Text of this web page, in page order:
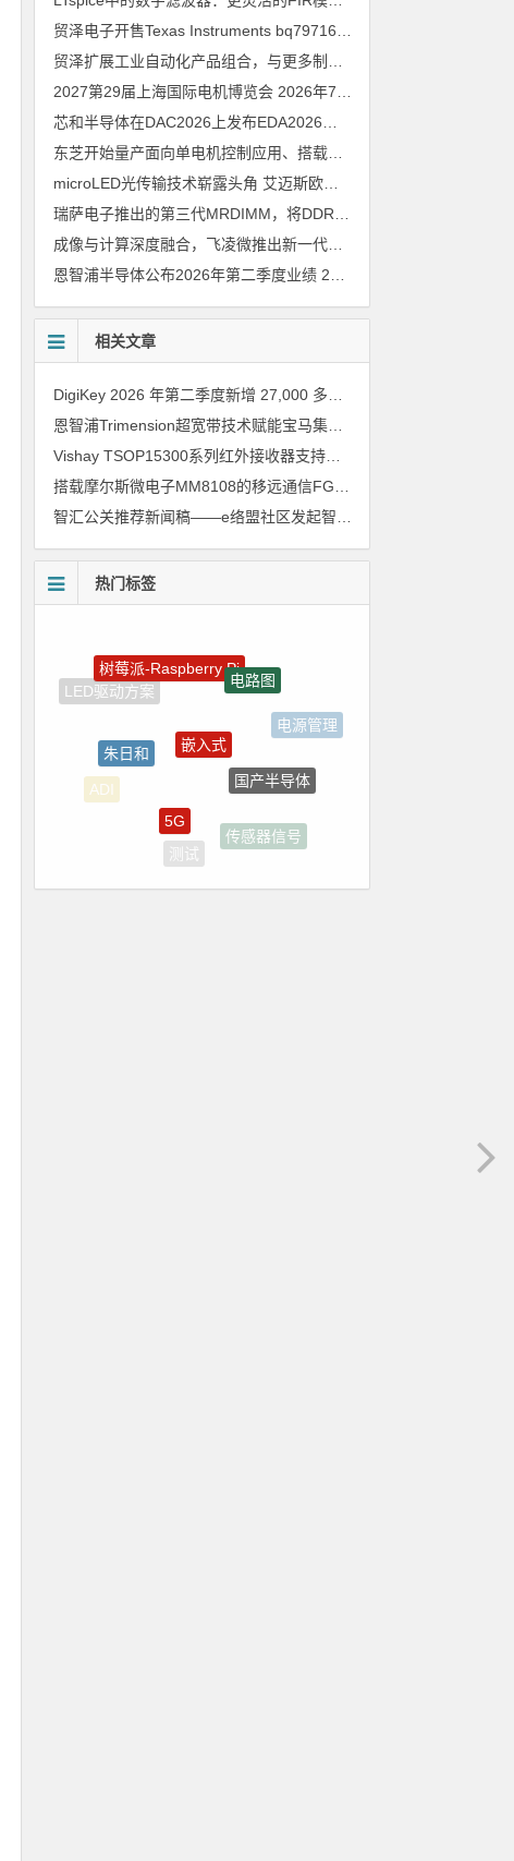
2027第29届上海国际电机博览会 2026年7月30日
东芝开始量产面向单电机控制应用、搭载Arm Cortex M4内核的小型微控制器
microLED光传输技术崭露头角 艾迈斯欧司朗模拟平台加速AI数据中心高速互连设计
成像与计算深度融合，飞凌微推出新一代车载视觉处理SoC M2
恩智浦半导体公布2026年第二季度业绩 2026年7月30日
相关文章
恩智浦Trimension超宽带技术赋能宝马集团Digital Key Plus及生命体存在检测功能
Vishay TSOP15300系列红外接收器支持所有主流遥控代码
热门标签
电路图
电源管理
ADI
嵌入式
国产半导体
传感器信号
测试